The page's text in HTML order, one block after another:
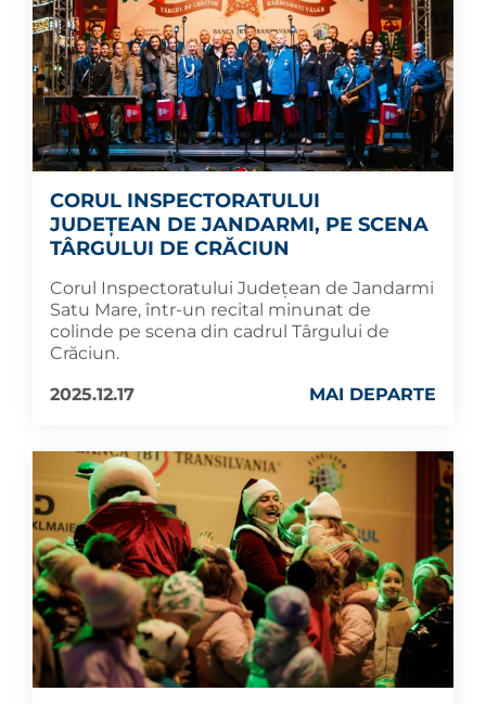
CORUL INSPECTORATULUI
JUDEȚEAN DE JANDARMI, PE SCENA
TÂRGULUI DE CRĂCIUN
Corul Inspectoratului Județean de Jandarmi
Satu Mare, într-un recital minunat de
colinde pe scena din cadrul Târgului de
Crăciun.
2025.12.17
MAI DEPARTE